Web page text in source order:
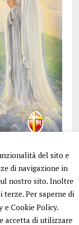
del sito e
di navigazione in
nostro sito. Inoltre
Per saperne di
e Cookie Policy.
accetta di utilizzare